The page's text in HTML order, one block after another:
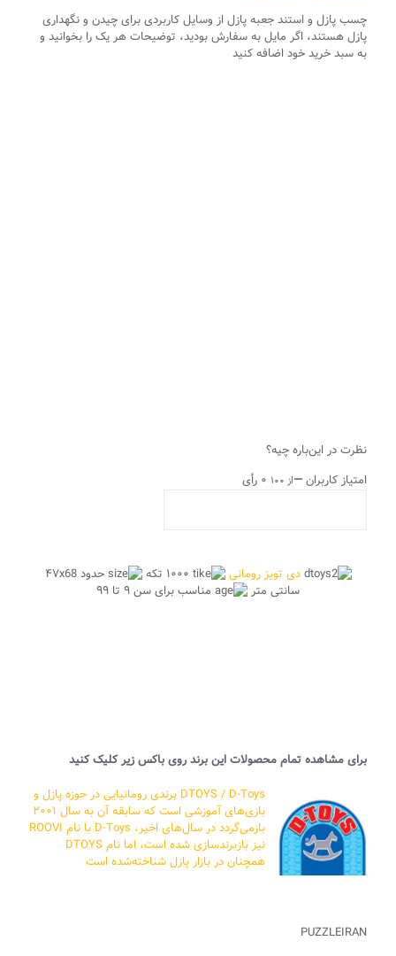
چسب پازل و استند جعبه پازل از وسایل کاربردی برای چیدن و نگهداری
پازل هستند، اگر مایل به سفارش بودید، توضیحات هر یک را بخوانید و
به سبد خرید خود اضافه کنید
نظرت در این‌باره چیه؟
امتیاز کاربران—از ۱۰۰ ۰ رأی
دی تویز رومانی
حدود ۴۷x68
سانتی متر
مناسب برای سن ۹ تا ۹۹
برای مشاهده تمام محصولات این برند روی باکس زیر کلیک کنید
DTOYS / D-Toys برندی رومانیایی در حوزه پازل و
بازی‌های آموزشی است که سابقه آن به سال ۲۰۰۱
بازمی‌گردد در سال‌های اخیر، D-Toys با نام ROOVI
نیز بازبرندسازی شده است، اما نام DTOYS
همچنان در بازار پازل شناخته‌شده است
PUZZLEIRAN